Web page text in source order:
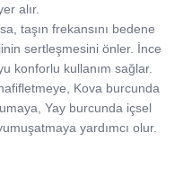
alır.
taşın frekansını bedene
sertleşmesini önler. İnce
konforlu kullanım sağlar.
Kova burcunda
Yay burcunda içsel
yardımcı olur.